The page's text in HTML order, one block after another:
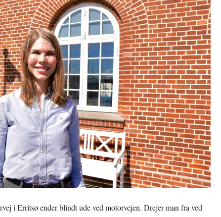
i Erritsø ender blindt ude ved motorvejen. Drejer man fra ved